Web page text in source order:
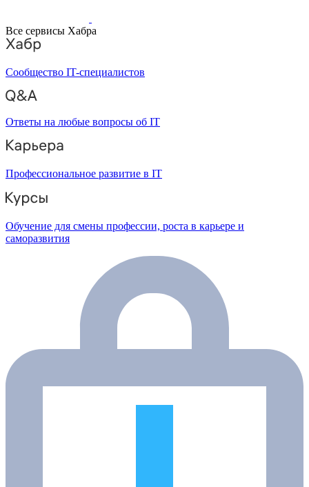
Все сервисы Хабра
Сообщество IT-специалистов
Ответы на любые вопросы об IT
Профессиональное развитие в IT
Обучение для смены профессии, роста в карьере и
саморазвития